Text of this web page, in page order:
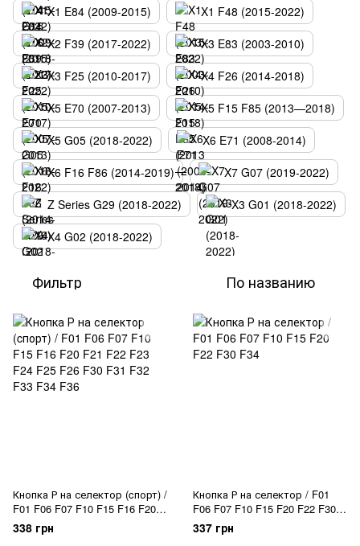
X1 E84 (2009-2015)
X1 F48 (2015-2022)
X2 F39 (2017-2022)
X3 E83 (2003-2010)
X3 F25 (2010-2017)
X4 F26 (2014-2018)
X5 E70 (2007-2013)
X5 F15 F85 (2013—2018)
X5 G05 (2018-2022)
X6 E71 (2008-2014)
X6 F16 F86 (2014-2019)
X7 G07 (2019-2022)
Z Series G29 (2018-2022)
X3 G01 (2018-2022)
X4 G02 (2018-2022)
Фильтр По названию
Кнопка Р на селектор (cпорт) /
F01 F06 F07 F10 F15 F16 F20
F21 F22 F23 F24 F25 F26 F30
F31 F32 F33 F34 F36
338 грн
Кнопка Р на селектор / F01
F06 F07 F10 F15 F20 F22 F30
F34
337 грн